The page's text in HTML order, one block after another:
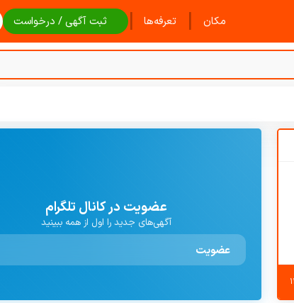
مکان | تعرفه‌ها | ثبت آگهی / درخواست
عضویت در کانال تلگرام
آگهی‌های جدید را اول از همه ببینید
عضویت